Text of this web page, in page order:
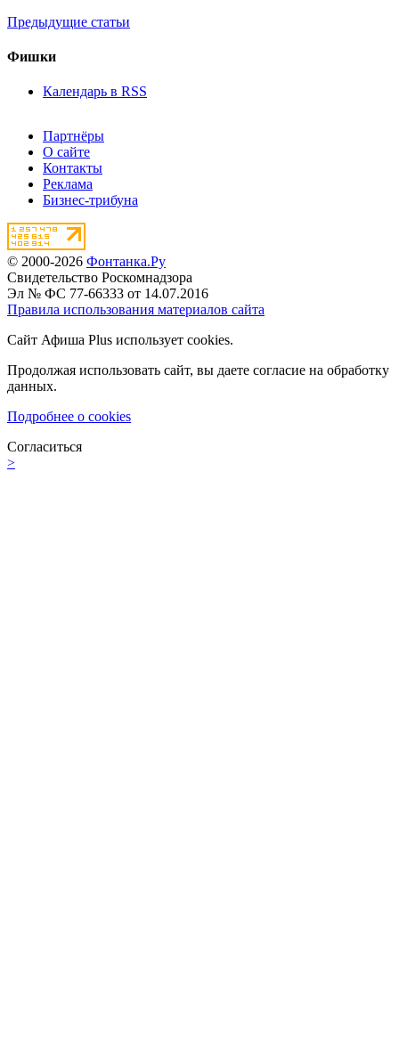
Предыдущие статьи
Фишки
Календарь в RSS
Партнёры
О сайте
Контакты
Реклама
Бизнес-трибуна
© 2000-2026 Фонтанка.Ру
Свидетельство Роскомнадзора
Эл № ФС 77-66333 от 14.07.2016
Правила использования материалов сайта
Сайт Афиша Plus использует cookies.
Продолжая использовать сайт, вы даете согласие на обработку
данных.
Подробнее о cookies
Согласиться
>